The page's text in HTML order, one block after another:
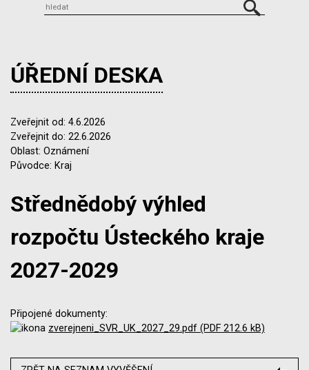
ÚŘEDNÍ DESKA
Zveřejnit od: 4.6.2026
Zveřejnit do: 22.6.2026
Oblast: Oznámení
Původce: Kraj
Střednědobý výhled
rozpočtu Ústeckého kraje
2027-2029
Připojené dokumenty:
zverejneni_SVR_UK_2027_29.pdf (PDF 212.6 kB)